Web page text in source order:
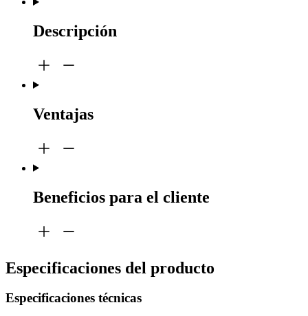
Descripción
Ventajas
Beneficios para el cliente
Especificaciones del producto
Especificaciones técnicas